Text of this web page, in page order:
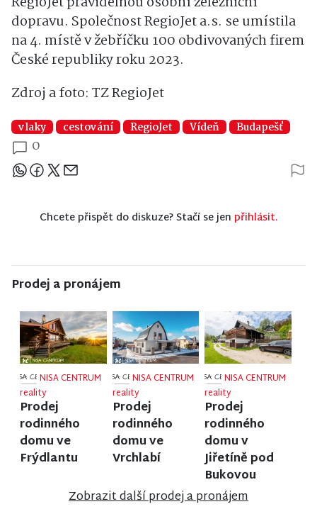
dopravu. Společnost RegioJet a.s. se umístila
na 4. místě v žebříčku 100 obdivovaných firem
České republiky roku 2023.
Zdroj a foto: TZ RegioJet
vlaky cestování RegioJet Vídeň Budapešť
0
Sdílejte článek
Chcete přispět do diskuze? Stačí se jen přihlásit.
Prodej a pronájem
NISA CENTRUM
reality
Prodej
rodinného
domu ve
Frýdlantu
NISA CENTRUM
reality
Prodej
rodinného
domu ve
Vrchlabí
NISA CENTRUM
reality
Prodej
rodinného
domu v
Jiřetíně pod
Bukovou
Zobrazit další prodej a pronájem